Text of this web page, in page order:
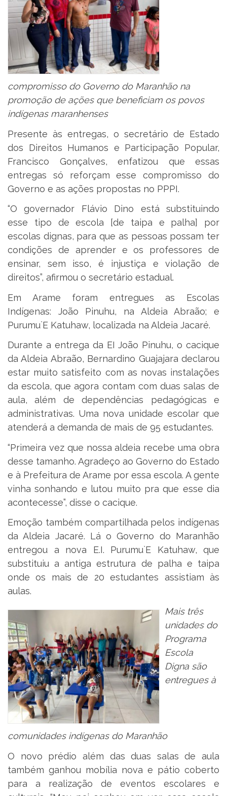
compromisso do Governo do Maranhão na
promoção de ações que beneficiam os povos
indígenas maranhenses
Presente às entregas, o secretário de Estado
dos Direitos Humanos e Participação Popular,
Francisco Gonçalves, enfatizou que essas
entregas só reforçam esse compromisso do
Governo e as ações propostas no PPPI.
“O governador Flávio Dino está substituindo
esse tipo de escola [de taipa e palha] por
escolas dignas, para que as pessoas possam ter
condições de aprender e os professores de
ensinar, sem isso, é injustiça e violação de
direitos”, afirmou o secretário estadual.
Em Arame foram entregues as Escolas
Indígenas: João Pinuhu, na Aldeia Abraão; e
Purumu`E Katuhaw, localizada na Aldeia Jacaré.
Durante a entrega da EI João Pinuhu, o cacique
da Aldeia Abraão, Bernardino Guajajara declarou
estar muito satisfeito com as novas instalações
da escola, que agora contam com duas salas de
aula, além de dependências pedagógicas e
administrativas. Uma nova unidade escolar que
atenderá a demanda de mais de 95 estudantes.
“Primeira vez que nossa aldeia recebe uma obra
desse tamanho. Agradeço ao Governo do Estado
e à Prefeitura de Arame por essa escola. A gente
vinha sonhando e lutou muito pra que esse dia
acontecesse”, disse o cacique.
Emoção também compartilhada pelos indígenas
da Aldeia Jacaré. Lá o Governo do Maranhão
entregou a nova E.I. Purumu`E Katuhaw, que
substituiu a antiga estrutura de palha e taipa
onde os mais de 20 estudantes assistiam às
aulas.
Mais três
unidades do
Programa
Escola
Digna são
entregues à
comunidades indígenas do Maranhão
O novo prédio além das duas salas de aula
também ganhou mobília nova e pátio coberto
para a realização de eventos escolares e